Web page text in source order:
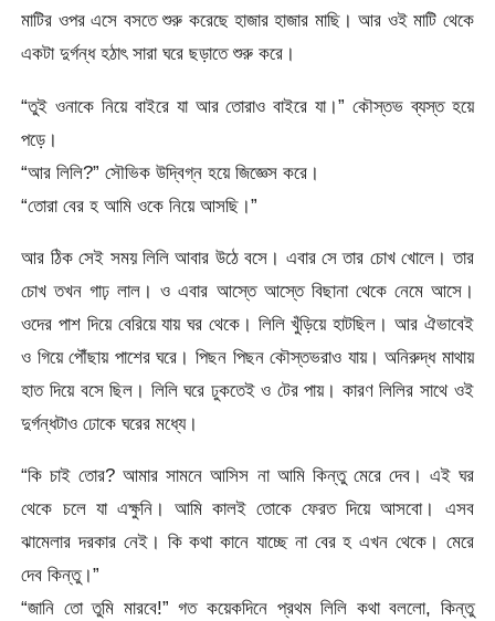
মাটির ওপর এসে বসতে শুরু করেছে হাজার হাজার মাছি। আর ওই মাটি থেকে
একটা দুর্গন্ধ হঠাৎ সারা ঘরে ছড়াতে শুরু করে।
“তুই ওনাকে নিয়ে বাইরে যা আর তোরাও বাইরে যা।” কৌস্তভ ব্যস্ত হয়ে
পড়ে।
“আর লিলি?” সৌভিক উদ্বিগ্ন হয়ে জিজ্ঞেস করে।
“তোরা বের হ আমি ওকে নিয়ে আসছি।”
আর ঠিক সেই সময় লিলি আবার উঠে বসে। এবার সে তার চোখ খোলে। তার
চোখ তখন গাঢ় লাল। ও এবার আস্তে আস্তে বিছানা থেকে নেমে আসে।
ওদের পাশ দিয়ে বেরিয়ে যায় ঘর থেকে। লিলি খুঁড়িয়ে হাটছিল। আর ঐভাবেই
ও গিয়ে পৌঁছায় পাশের ঘরে। পিছন পিছন কৌস্তভরাও যায়। অনিরুদ্ধ মাথায়
হাত দিয়ে বসে ছিল। লিলি ঘরে ঢুকতেই ও টের পায়। কারণ লিলির সাথে ওই
দুর্গন্ধটাও ঢোকে ঘরের মধ্যে।
“কি চাই তোর? আমার সামনে আসিস না আমি কিন্তু মেরে দেব। এই ঘর
থেকে চলে যা এক্ষুনি। আমি কালই তোকে ফেরত দিয়ে আসবো। এসব
ঝামেলার দরকার নেই। কি কথা কানে যাচ্ছে না বের হ এখন থেকে। মেরে
দেব কিন্তু।”
“জানি তো তুমি মারবে!” গত কয়েকদিনে প্রথম লিলি কথা বললো, কিন্তু